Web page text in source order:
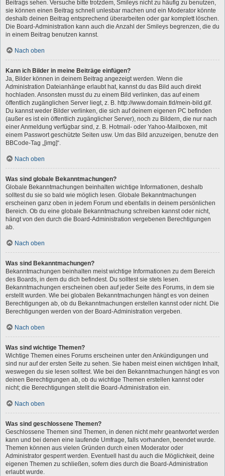
Beitrags sehen. Versuche bitte trotzdem, Smileys nicht zu häufig zu benutzen,
sie können einen Beitrag schnell unlesbar machen und ein Moderator könnte
deshalb deinen Beitrag entsprechend überarbeiten oder gar komplett löschen.
Die Board-Administration kann auch die Anzahl der Smileys begrenzen, die du
in einem Beitrag benutzen kannst.
Nach oben
Kann ich Bilder in meine Beiträge einfügen?
Ja, Bilder können in deinem Beitrag angezeigt werden. Wenn die
Administration Dateianhänge erlaubt hat, kannst du das Bild auch direkt
hochladen. Ansonsten musst du zu einem Bild verlinken, das auf einem
öffentlich zugänglichen Server liegt, z. B. http://www.domain.tld/mein-bild.gif.
Du kannst weder Bilder verlinken, die sich auf deinem eigenen PC befinden
(außer es ist ein öffentlich zugänglicher Server), noch zu Bildern, die nur nach
einer Anmeldung verfügbar sind, z. B. Hotmail- oder Yahoo-Mailboxen, mit
einem Passwort geschützte Seiten usw. Um das Bild anzuzeigen, benutze den
BBCode-Tag „[img]“.
Nach oben
Was sind globale Bekanntmachungen?
Globale Bekanntmachungen beinhalten wichtige Informationen, deshalb
solltest du sie so bald wie möglich lesen. Globale Bekanntmachungen
erscheinen ganz oben in jedem Forum und ebenfalls in deinem persönlichen
Bereich. Ob du eine globale Bekanntmachung schreiben kannst oder nicht,
hängt von den durch die Board-Administration vergebenen Berechtigungen
ab.
Nach oben
Was sind Bekanntmachungen?
Bekanntmachungen beinhalten meist wichtige Informationen zu dem Bereich
des Boards, in dem du dich befindest. Du solltest sie stets lesen.
Bekanntmachungen erscheinen oben auf jeder Seite des Forums, in dem sie
erstellt wurden. Wie bei globalen Bekanntmachungen hängt es von deinen
Berechtigungen ab, ob du Bekanntmachungen erstellen kannst oder nicht. Die
Berechtigungen werden von der Board-Administration vergeben.
Nach oben
Was sind wichtige Themen?
Wichtige Themen eines Forums erscheinen unter den Ankündigungen und
sind nur auf der ersten Seite zu sehen. Sie haben meist einen wichtigen Inhalt,
weswegen du sie lesen solltest. Wie bei den Bekanntmachungen hängt es von
deinen Berechtigungen ab, ob du wichtige Themen erstellen kannst oder
nicht; die Berechtigungen stellt die Board-Administration ein.
Nach oben
Was sind geschlossene Themen?
Geschlossene Themen sind Themen, in denen nicht mehr geantwortet werden
kann und bei denen eine laufende Umfrage, falls vorhanden, beendet wurde.
Themen können aus vielen Gründen durch einen Moderator oder
Administrator gesperrt werden. Eventuell hast du auch die Möglichkeit, deine
eigenen Themen zu schließen, sofern dies durch die Board-Administration
erlaubt wurde.